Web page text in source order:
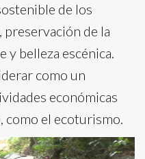
de los
de la
y belleza escénica.
como un
económicas
como el ecoturismo.